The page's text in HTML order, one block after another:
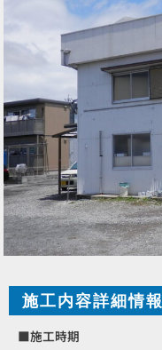
施工内容詳細情報
■施工時期